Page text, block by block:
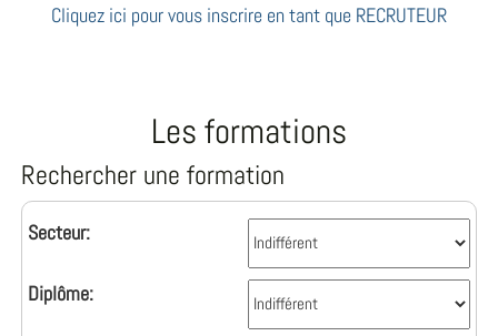
Cliquez ici pour vous inscrire en tant que RECRUTEUR
Les formations
Rechercher une formation
Secteur:
Diplôme: